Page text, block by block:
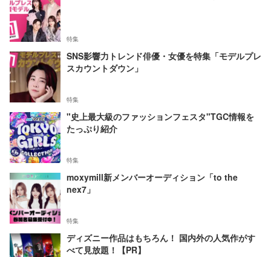
特集
SNS影響力トレンド俳優・女優を特集「モデルプレ
スカウントダウン」
特集
"史上最大級のファッションフェスタ"TGC情報を
たっぷり紹介
特集
moxymill新メンバーオーディション「to the
nex7」
特集
ディズニー作品はもちろん！ 国内外の人気作がす
べて見放題！【PR】